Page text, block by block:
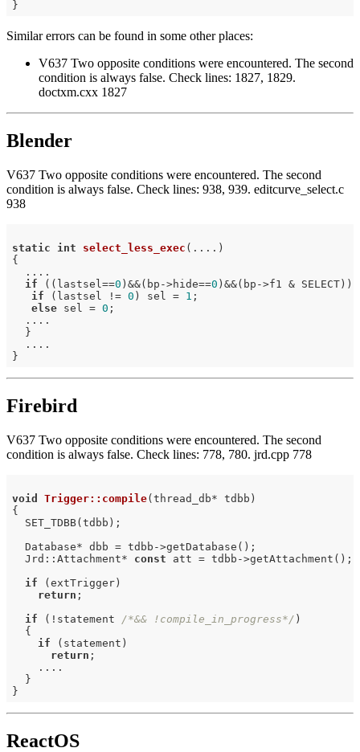
Similar errors can be found in some other places:
V637 Two opposite conditions were encountered. The second
condition is always false. Check lines: 1827, 1829.
doctxm.cxx 1827
Blender
V637 Two opposite conditions were encountered. The second
condition is always false. Check lines: 938, 939. editcurve_select.c
938
static int select_less_exec (....)
{
  ....
if ((lastsel==0 )&&(bp->hide==0 )&&(bp->f1 & SELECT)){
if (lastsel != 0 ) sel = 1 ;
else sel = 0 ;
  ....
  }
  ....
Firebird
V637 Two opposite conditions were encountered. The second
condition is always false. Check lines: 778, 780. jrd.cpp 778
void Trigger::compile(thread_db* tdbb)
{
  SET_TDBB(tdbb);
  Database* dbb = tdbb->getDatabase();
  Jrd::Attachment*
const att = tdbb->getAttachment();
if (extTrigger)
return ;
if (!statement /*&& !compile_in_progress*/ )
  {
if (statement)
return ;
    ....
  }
ReactOS